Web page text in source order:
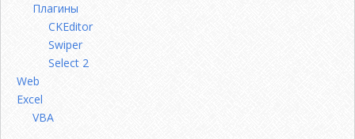
Плагины
CKEditor
Swiper
Select 2
Web
Excel
VBA